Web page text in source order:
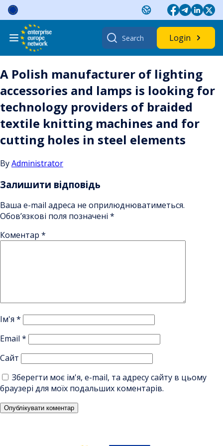
Skip
content
Search
for:
Login
A Polish manufacturer of lighting
accessories and lamps is looking for
technology providers of braided
textile knitting machines and for
cutting holes in steel elements
ByAdministrator
Залишити відповідь
Ваша e-mail адреса не оприлюднюватиметься.
Обов’язкові поля позначені *
Коментар *
Ім'я *
Email *
Сайт
Зберегти моє ім'я, e-mail, та адресу сайту в цьому
браузері для моїх подальших коментарів.